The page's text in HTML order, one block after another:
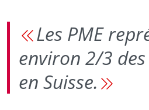
Les PME
environ 2/3
en Suisse.